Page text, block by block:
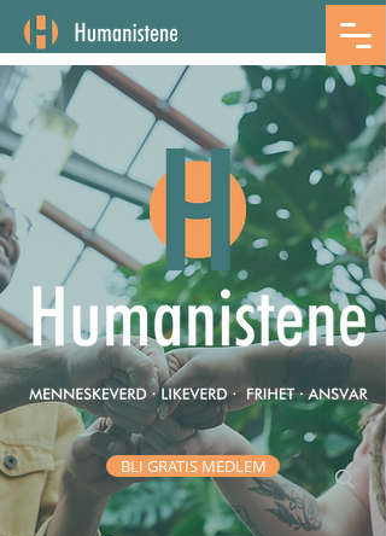
BLI GRATIS MEDLEM